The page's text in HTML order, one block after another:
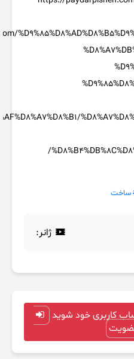
ساخت
ژانر:
کاربری خود شوید